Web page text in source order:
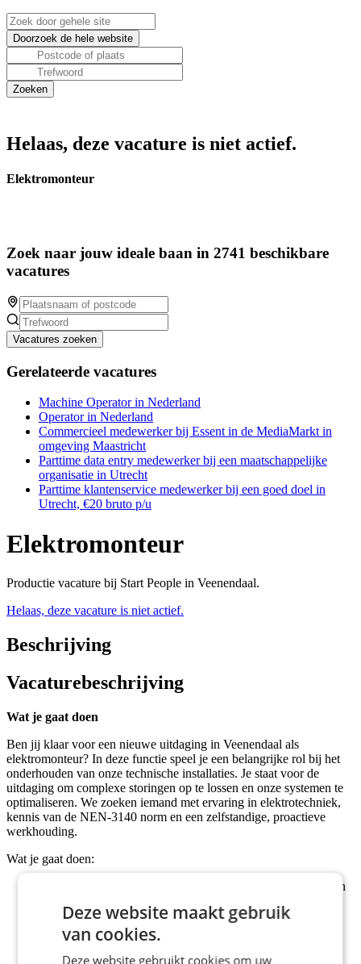
Helaas, deze vacature is niet actief.
Elektromonteur
Zoek naar jouw ideale baan in 2741 beschikbare
vacatures
Vacatures zoeken
Gerelateerde vacatures
Machine Operator in Nederland
Operator in Nederland
Commercieel medewerker bij Essent in de MediaMarkt in
omgeving Maastricht
Parttime data entry medewerker bij een maatschappelijke
organisatie in Utrecht
Parttime klantenservice medewerker bij een goed doel in
Utrecht, €20 bruto p/u
Elektromonteur
Productie vacature bij Start People in Veenendaal.
Helaas, deze vacature is niet actief.
Beschrijving
Vacaturebeschrijving
Wat je gaat doen
Ben jij klaar voor een nieuwe uitdaging in Veenendaal als
elektromonteur? In deze functie speel je een belangrijke rol bij het
onderhouden van onze technische installaties. Je staat voor de
uitdaging om complexe storingen op te lossen en onze systemen te
optimaliseren. We zoeken iemand met ervaring in elektrotechniek,
kennis van de NEN-3140 norm en een zelfstandige, proactieve
werkhouding.
Wat je gaat doen:
Storingen: je lokaliseert en herstelt defecten aan machines en
Veiligheid: je past elektrotechnische veiligheidsmaatregelen
toe volgens de NEN-3140 norm;
Onderhoud: je voert zelfstandig preventief en correctief
onderhoud uit;
Deze website maakt gebruik
van cookies.
Deze website gebruikt cookies om uw